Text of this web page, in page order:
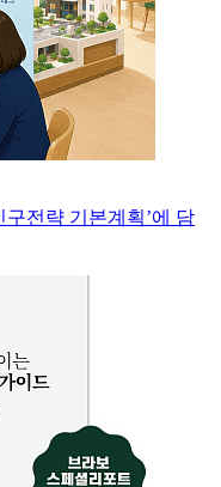
구전략 기본계획’에 담